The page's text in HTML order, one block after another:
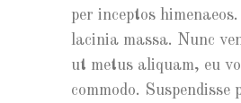
per inceptos
lacinia massa. Nunc
ut metus aliquam, eu
commodo. Suspendisse